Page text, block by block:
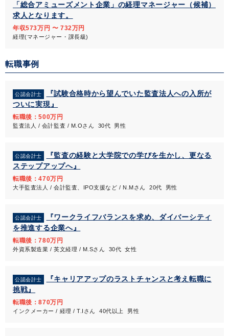
「総合アミューズメント企業」の経理マネージャー（候補）
求人となります。
年収573万円 〜 732万円
経理(マネージャー・課長級)
転職事例
公認会計士
『試験合格時から望んでいた監査法人への入所が
ついに実現』
転職後：500万円
監査法人 / 会計監査 / M.Oさん 30代 男性
公認会計士
『監査の経験と大学院での学びを生かし、更なる
ステップアップへ』
転職後：470万円
大手監査法人 / 会計監査、IPO支援など / N.Mさん 20代 男性
公認会計士
『ワークライフバランスを求め、ダイバーシティ
を推進する企業へ』
転職後：780万円
外資系製造業 / 英文経理 / M.Sさん 30代 女性
公認会計士
『キャリアアップのラストチャンスと考え転職に
挑戦』
転職後：870万円
インクメーカー / 経理 / T.Iさん 40代以上 男性